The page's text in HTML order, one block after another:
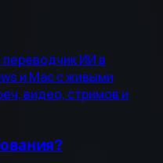
ИИ в
и Mac с живыми
видео, стримов и